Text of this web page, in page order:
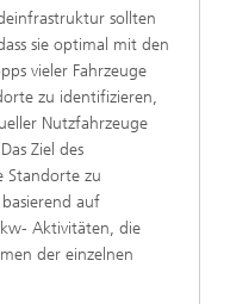
sollten
sie optimal mit den
vieler Fahrzeuge
zu identifizieren,
Nutzfahrzeuge
Ziel des
Standorte zu
auf
Aktivitäten, die
der einzelnen